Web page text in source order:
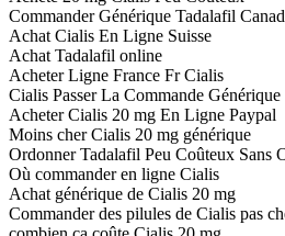
Commander Générique Tadalafil
Achat Cialis En Ligne Suisse
Achat Tadalafil online
Acheter Ligne France Fr Cialis
Cialis Passer La Commande Générique
Acheter Cialis 20 mg En Ligne Paypal
Moins cher Cialis 20 mg générique
Ordonner Tadalafil Peu Coûteux Sans
Où commander en ligne Cialis
Achat générique de Cialis 20 mg
Commander des pilules de Cialis pas